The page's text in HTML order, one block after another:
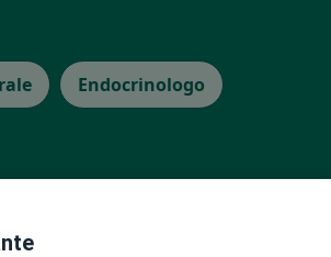
Endocrinologo